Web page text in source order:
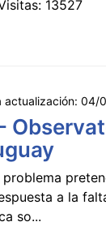
13527
actualización: 04/
problema
a la
so...